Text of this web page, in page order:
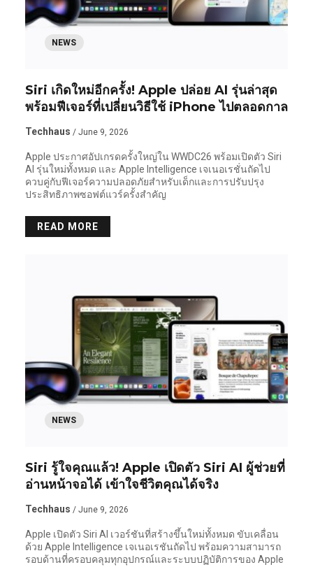
NEWS
Siri เกิดใหม่อีกครั้ง! Apple ปล่อย AI รุ่นล่าสุด
พร้อมฟีเจอร์ที่เปลี่ยนวิธีใช้ iPhone ไปตลอดกาล
Techhaus / June 9, 2026
Apple ประกาศอัปเกรดครั้งใหญ่ใน WWDC26 พร้อมเปิดตัว Siri
AI รุ่นใหม่ทั้งหมด และ Apple Intelligence เจเนอเรชั่นถัดไป
ควบคู่กับฟีเจอร์ความปลอดภัยสำหรับเด็กและการปรับปรุง
ประสิทธิภาพซอฟต์แวร์ครั้งสำคัญ
READ MORE
NEWS
Siri รู้ใจคุณแล้ว! Apple เปิดตัว Siri AI ผู้ช่วยที่
อ่านหน้าจอได้ เข้าใจชีวิตคุณได้จริง
Techhaus / June 9, 2026
Apple เปิดตัว Siri AI เวอร์ชันที่สร้างขึ้นใหม่ทั้งหมด ขับเคลื่อน
ด้วย Apple Intelligence เจเนอเรชันถัดไป พร้อมความสามารถ
รอบด้านที่ครอบคลุมทุกอุปกรณ์และระบบปฏิบัติการของ Apple